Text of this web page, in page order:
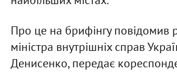
Про це на брифінгу повідомив
міністра внутрішніх справ
Денисенко, передає